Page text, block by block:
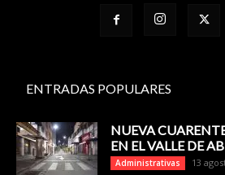
ENTRADAS POPULARES
NUEVA
EN EL VALLE DE
Administrativas 13